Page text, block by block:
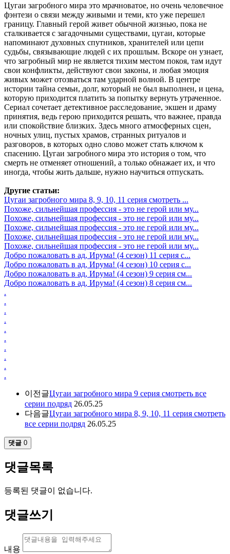
Цугаи загробного мира это мрачноватое, но очень человечное
фэнтези о связи между живыми и теми, кто уже перешел
границу. Главный герой живет обычной жизнью, пока не
сталкивается с загадочными существами, цугаи, которые
напоминают духовных спутников, хранителей или цепи
судьбы, связывающие людей с их прошлым. Вскоре он узнает,
что загробный мир не является тихим местом покоя, там идут
свои конфликты, действуют свои законы, и любая эмоция
живых может отозваться там ударной волной. В центре
истории тайна семьи, долг, который не был выполнен, и цена,
которую приходится платить за попытку вернуть утраченное.
Сериал сочетает детективное расследование, экшен и драму
принятия, ведь герою приходится решать, что важнее, правда
или спокойствие близких. Здесь много атмосферных сцен,
ночных улиц, пустых храмов, странных ритуалов и
разговоров, в которых одно слово может стать ключом к
спасению. Цугаи загробного мира это история о том, что
смерть не отменяет отношений, а только обнажает их, и что
иногда, чтобы жить дальше, нужно научиться отпускать.
Другие статьи:
Цугаи загробного мира 8, 9, 10, 11 серия смотреть ...
Похоже, сильнейшая профессия - это не герой или му...
Похоже, сильнейшая профессия - это не герой или му...
Похоже, сильнейшая профессия - это не герой или му...
Похоже, сильнейшая профессия - это не герой или му...
Похоже, сильнейшая профессия - это не герой или му...
Добро пожаловать в ад, Ирума! (4 сезон) 11 серия с...
Добро пожаловать в ад, Ирума! (4 сезон) 10 серия с...
Добро пожаловать в ад, Ирума! (4 сезон) 9 серия см...
Добро пожаловать в ад, Ирума! (4 сезон) 8 серия см...
.
.
.
.
.
.
.
.
.
.
이전글Цугаи загробного мира 9 серия смотреть все
серии подряд 26.05.25
다음글Цугаи загробного мира 8, 9, 10, 11 серия смотреть
все серии подряд 26.05.25
댓글 0
댓글목록
등록된 댓글이 없습니다.
댓글쓰기
내용